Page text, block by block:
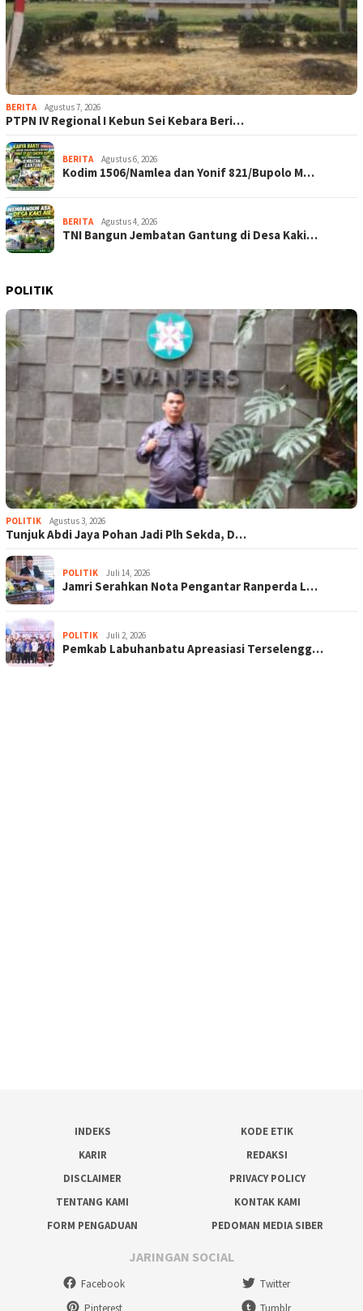
BERITA Agustus 7, 2026
PTPN IV Regional I Kebun Sei Kebara Beri…
BERITA Agustus 6, 2026
Kodim 1506/Namlea dan Yonif 821/Bupolo M…
BERITA Agustus 4, 2026
TNI Bangun Jembatan Gantung di Desa Kaki…
POLITIK
POLITIK Agustus 3, 2026
Tunjuk Abdi Jaya Pohan Jadi Plh Sekda, D…
POLITIK Juli 14, 2026
Jamri Serahkan Nota Pengantar Ranperda L…
POLITIK Juli 2, 2026
Pemkab Labuhanbatu Apreasiasi Terselengg…
INDEKS
KODE ETIK
KARIR
REDAKSI
DISCLAIMER
PRIVACY POLICY
TENTANG KAMI
KONTAK KAMI
FORM PENGADUAN
PEDOMAN MEDIA SIBER
JARINGAN SOCIAL
Facebook
Twitter
Pinterest
Tumblr